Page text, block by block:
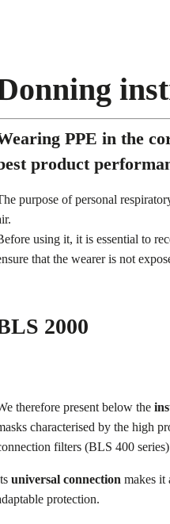
PPE in the
product
purpose of personal
using it, it is essential to
that the wearer is not
2000
therefore present below the
characterised by the high
filters (BLS 400
universal connection makes it
protection.